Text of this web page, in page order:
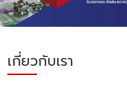
เกี่ยวกับเรา